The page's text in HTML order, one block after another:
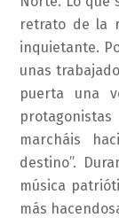
retrato de la
inquietante.
unas
puerta una
marcháis
destino”.
música
más